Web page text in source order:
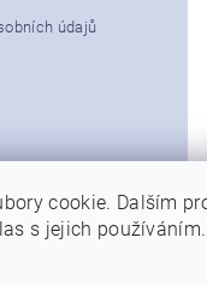
údajů
cookie. Dalším
s jejich